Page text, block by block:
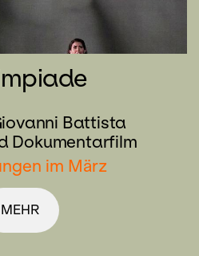
Battista
Dokumentarfilm
im März
MEHR